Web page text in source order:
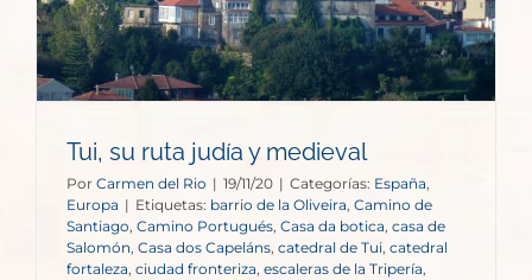
Tui, su ruta judía y medieval
Por Carmen del Rio | 19/11/20 | Categorías: España,
Europa | Etiquetas: barrio de la Oliveira, Camino de
Santiago, Camino Portugués, Casa da botica, casa de
Salomón, Casa dos Capeláns, catedral de Tui, catedral
fortaleza, ciudad fronteriza, escaleras de la Tripería,